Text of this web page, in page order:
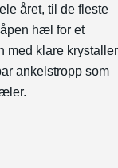
året, til de fleste
hæl for et
med klare krystaller
ankelstropp som